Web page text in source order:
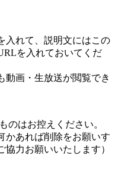
入れて、説明文にはこの
を入れておいてくだ
動画・生放送が閲覧でき
のはお控えください。
かあれば削除をお願いす
力お願いいたします）